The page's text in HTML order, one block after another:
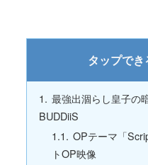
最強出涸らし皇子の
BUDDiiS
OPテーマ「
トOP映像